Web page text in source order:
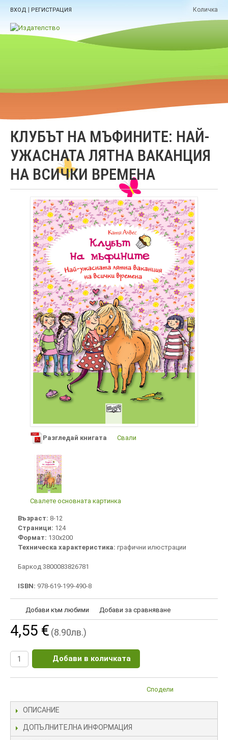
ВХОД | РЕГИСТРАЦИЯ Количка
КЛУБЪТ НА МЪФИНИТЕ: НАЙ-
УЖАСНАТА ЛЯТНА ВАКАНЦИЯ
НА ВСИЧКИ ВРЕМЕНА
Разгледай книгата Свали
Свалете основната картинка
Възраст: 8-12
Страници: 124
Формат: 130х200
Техническа характеристика: графични илюстрации
Баркод 3800083826781
ISBN: 978-619-199-490-8
Добави към любими Добави за сравняване
4,55 € (8.90лв.)
Добави в количката
Сподели
ОПИСАНИЕ
ДОПЪЛНИТЕЛНА ИНФОРМАЦИЯ